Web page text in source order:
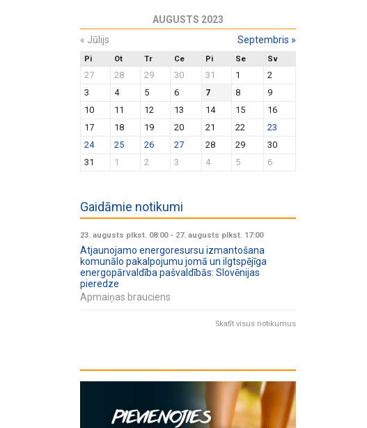
AUGUSTS 2023
« Jūlijs Septembris »
Pi Ot Tr Ce Pi Se Sv
27 28 29 30 31 1
2
3
4 5 6 7 8
9
10
11 12 13 14 15
16
17
18 19 20 21 22
23
24
25 26 27 28 29
30
31
1 2 3 4 5 6
Gaidāmie notikumi
23. augusts plkst. 08:00- 27. augusts plkst. 17:00
Atjaunojamo energoresursu izmantošana
komunālo pakalpojumu jomā un ilgtspējīga
energopārvaldība pašvaldībās: Slovēnijas
pieredze
Apmaiņas brauciens
Skatīt visus notikumus